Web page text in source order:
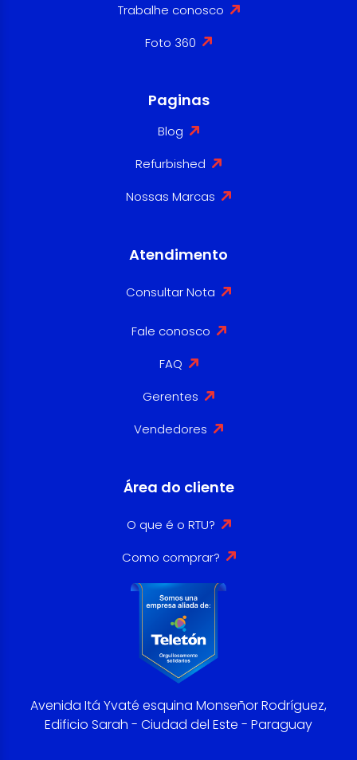
Trabalhe conosco
Foto 360
Paginas
Blog
Refurbished
Nossas Marcas
Atendimento
Consultar Nota
Fale conosco
FAQ
Gerentes
Vendedores
Área do cliente
O que é o RTU?
Como comprar?
Avenida Itá Yvaté esquina Monseñor Rodríguez,
Edificio Sarah - Ciudad del Este - Paraguay